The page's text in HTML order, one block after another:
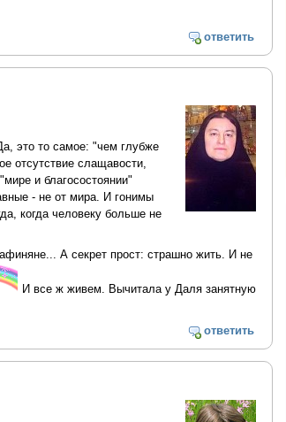
ответить
это то самое: "чем глубже
отсутствие слащавости,
и благосостоянии"
- не от мира. И гонимы
когда человеку больше не
А секрет прост: страшно жить. И не
И все ж живем. Вычитала у Даля занятную
ответить